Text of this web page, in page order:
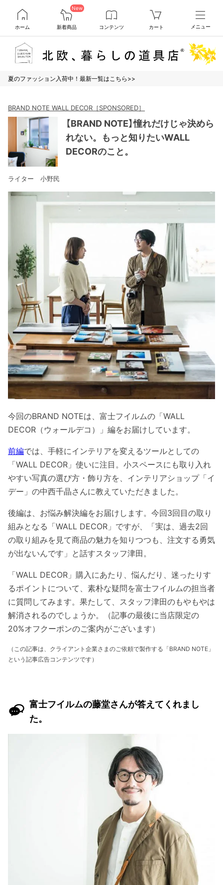
ホーム
New
新着商品 コンテンツ カート メニュー
夏のファッション入荷中！最新一覧はこちら>>
BRAND NOTE WALL DECOR［SPONSORED］
【BRAND NOTE】憧れだけじゃ決めら
れない。もっと知りたいWALL
DECORのこと。
ライター 小野民
今回のBRAND NOTEは、富士フイルムの「WALL
DECOR（ウォールデコ）」編をお届けしています。
前編では、手軽にインテリアを変えるツールとしての
「WALL DECOR」使いに注目。小スペースにも取り入れ
やすい写真の選び方・飾り方を、インテリアショップ「イ
デー」の中西千晶さんに教えていただきました。
後編は、お悩み解決編をお届けします。今回3回目の取り
組みとなる「WALL DECOR」ですが、「実は、過去2回
の取り組みを見て商品の魅力を知りつつも、注文する勇気
が出ないんです」と話すスタッフ津田。
「WALL DECOR」購入にあたり、悩んだり、迷ったりす
るポイントについて、素朴な疑問を富士フイルムの担当者
に質問してみます。果たして、スタッフ津田のもやもやは
解消されるのでしょうか。（記事の最後に当店限定の
20%オフクーポンのご案内がございます）
（この記事は、クライアント企業さまのご依頼で製作する「BRAND NOTE」
という記事広告コンテンツです）
富士フイルムの藤堂さんが答えてくれまし
た。